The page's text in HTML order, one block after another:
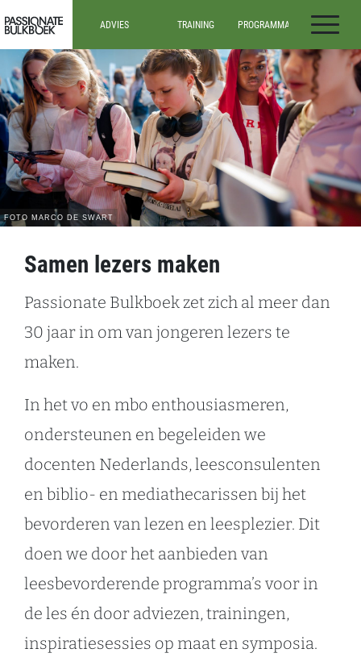
Passionate Bulkboek
ADVIES
DOCENTEN IN HET
VO
DOCENTEN IN HET
MBO
MEDIATHECARISSEN
EN
LEESCONSULENTEN
TEAM- EN
SCHOOLLEIDERS
TRAINING
ALLE TRAININGEN
INSPIRATIESESSIES
WEBINARS
PROGRAMMA’S
ALLE
PROGRAMMA’S
ONDERBOUW
(VO)
BOVENBOUW
(VO)
Samen lezers maken
Passionate Bulkboek zet zich al meer dan
30 jaar in om van jongeren lezers te
maken.
In het vo en mbo enthousiasmeren,
ondersteunen en begeleiden we
docenten Nederlands, leesconsulenten
en biblio- en mediathecarissen bij het
bevorderen van lezen en leesplezier. Dit
doen we door het aanbieden van
leesbevorderende programma’s voor in
de les én door adviezen, trainingen,
inspiratiesessies op maat en symposia.